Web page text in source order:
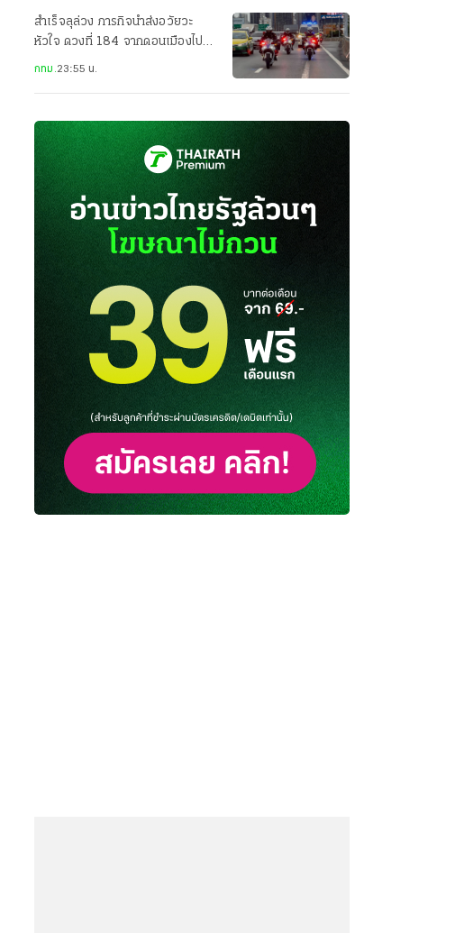
สำเร็จลุล่วง ภารกิจนำส่งอวัยวะ
หัวใจ ดวงที่ 184 จากดอนเมืองไป
กทม.23:55 น.